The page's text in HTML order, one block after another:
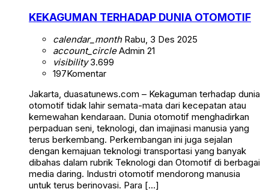
KEKAGUMAN TERHADAP DUNIA OTOMOTIF
calendar_monthRabu, 3 Des 2025
account_circleAdmin 21
visibility3.699
197Komentar
Jakarta, duasatunews.com – Kekaguman terhadap dunia
otomotif tidak lahir semata-mata dari kecepatan atau
kemewahan kendaraan. Dunia otomotif menghadirkan
perpaduan seni, teknologi, dan imajinasi manusia yang
terus berkembang. Perkembangan ini juga sejalan
dengan kemajuan teknologi transportasi yang banyak
dibahas dalam rubrik Teknologi dan Otomotif di berbagai
media daring. Industri otomotif mendorong manusia
untuk terus berinovasi. Para […]